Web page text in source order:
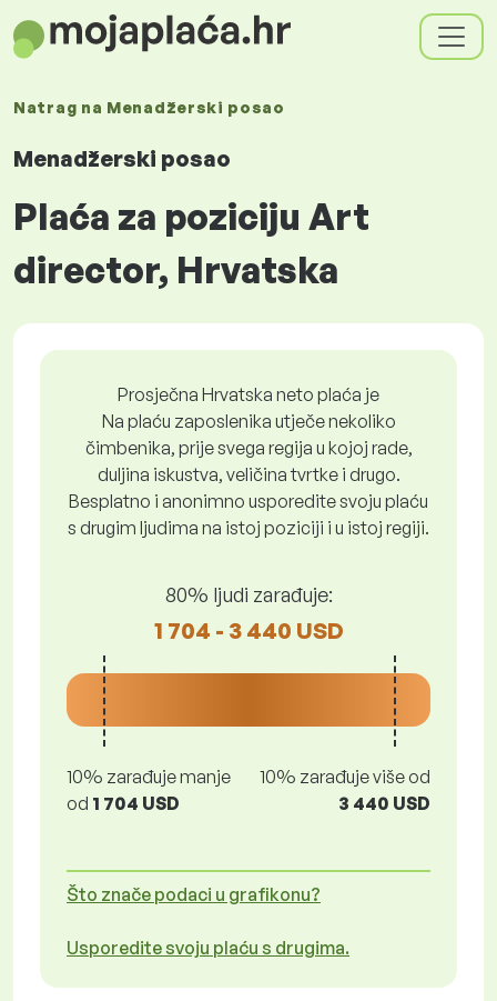
Natrag na Menadžerski posao
Menadžerski posao
Plaća za poziciju Art
director, Hrvatska
Prosječna Hrvatska neto plaća je
Na plaću zaposlenika utječe nekoliko
čimbenika, prije svega regija u kojoj rade,
duljina iskustva, veličina tvrtke i drugo.
Besplatno i anonimno usporedite svoju plaću
s drugim ljudima na istoj poziciji i u istoj regiji.
80% ljudi zarađuje:
1 704 - 3 440 USD
10% zarađuje manje
od 1 704 USD
10% zarađuje više od
3 440 USD
Što znače podaci u grafikonu?
Usporedite svoju plaću s drugima.